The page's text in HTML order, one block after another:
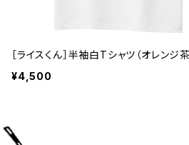
［ライスくん］半袖白Tシャツ（オレンジ茶
¥4,500